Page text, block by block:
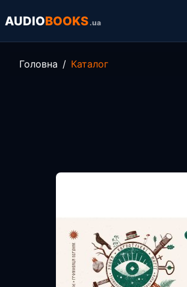
AUDIOBOOKS .ua
Головна Каталог